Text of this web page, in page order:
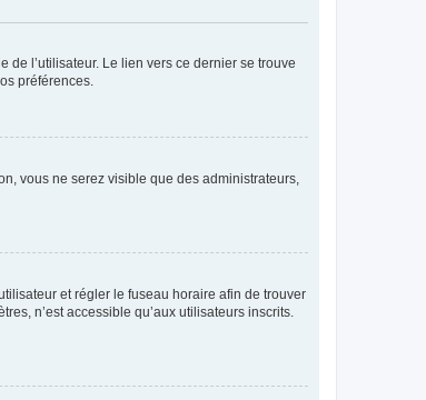
l’utilisateur. Le lien vers ce dernier se trouve
préférences.
vous ne serez visible que des administrateurs,
et régler le fuseau horaire afin de trouver
n’est accessible qu’aux utilisateurs inscrits.